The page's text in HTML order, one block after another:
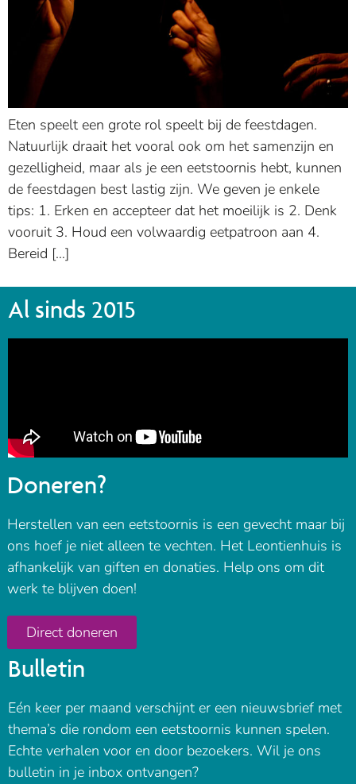
Eten speelt een grote rol speelt bij de feestdagen.
Natuurlijk draait het vooral ook om het samenzijn en
gezelligheid, maar als je een eetstoornis hebt, kunnen
de feestdagen best lastig zijn. We geven je enkele
tips: 1. Erken en accepteer dat het moeilijk is 2. Denk
vooruit 3. Houd een volwaardig eetpatroon aan 4.
Bereid […]
Al sinds 2015
Doneren?
Herstellen van een eetstoornis is een gevecht maar bij
ons hoef je niet alleen te vechten. Het Leontienhuis is
afhankelijk van giften en donaties. Help ons om dit
werk te blijven doen!
Direct doneren
Bulletin
Eén keer per maand verschijnt er een nieuwsbrief met
thema’s die rondom een eetstoornis kunnen spelen.
Echte verhalen voor en door bezoekers. Wil je ons
bulletin in je inbox ontvangen?